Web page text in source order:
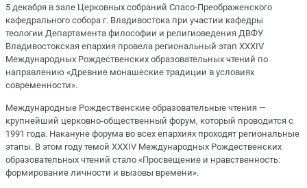
5 декабря в зале Церковных собраний Спасо-Преображенского
кафедрального собора г. Владивостока при участии кафедры
теологии Департамента философии и религиоведения ДВФУ
Владивостокская епархия провела региональный этап XXXIV
Международных Рождественских образовательных чтений по
направлению «Древние монашеские традиции в условиях
современности».
Международные Рождественские образовательные чтения —
крупнейший церковно-общественный форум, который проводится с
1991 года. Накануне форума во всех епархиях проходят региональные
этапы. В этом году темой XXXIV Международных Рождественских
образовательных чтений стало «Просвещение и нравственность:
формирование личности и вызовы времени».